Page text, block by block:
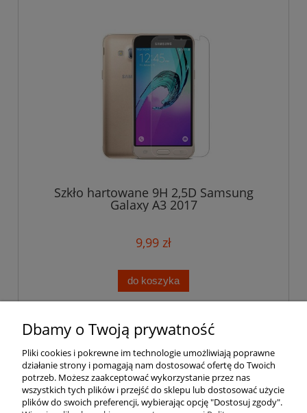
Szkło hartowane 9H 2,5D Samsung
Galaxy A3 2017
9,99 zł
do koszyka
Pomoc
Moje konto
Płatności i dostawa
Dbamy o Twoją prywatność
Pliki cookies i pokrewne im technologie umożliwiają poprawne
działanie strony i pomagają nam dostosować ofertę do Twoich
potrzeb. Możesz zaakceptować wykorzystanie przez nas
wszystkich tych plików i przejść do sklepu lub dostosować użycie
plików do swoich preferencji, wybierając opcję "Dostosuj zgody".